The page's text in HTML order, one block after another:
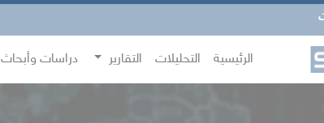
الرئيسية التحليلات التقارير دراسات وأبحاث